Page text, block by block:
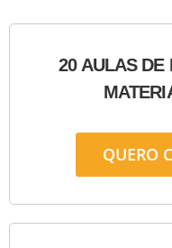
20 AULAS DE
QUERO